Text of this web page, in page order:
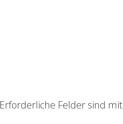
Erforderliche Felder sind mit